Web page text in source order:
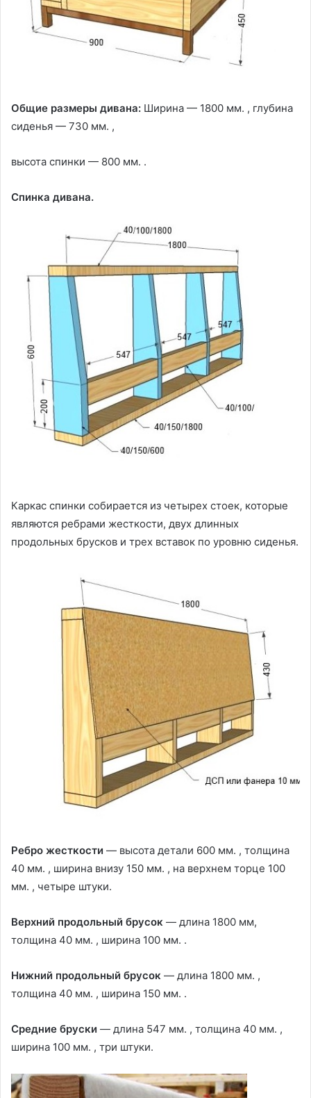
Общие размеры дивана: Ширина — 1800 мм. , глубина
сиденья — 730 мм. ,
высота спинки — 800 мм. .
Спинка дивана.
Каркас спинки собирается из четырех стоек, которые
являются ребрами жесткости, двух длинных
продольных брусков и трех вставок по уровню сиденья.
Ребро жесткости — высота детали 600 мм. , толщина
40 мм. , ширина внизу 150 мм. , на верхнем торце 100
мм. , четыре штуки.
Верхний продольный брусок — длина 1800 мм,
толщина 40 мм. , ширина 100 мм. .
Нижний продольный брусок — длина 1800 мм. ,
толщина 40 мм. , ширина 150 мм. .
Средние бруски — длина 547 мм. , толщина 40 мм. ,
ширина 100 мм. , три штуки.